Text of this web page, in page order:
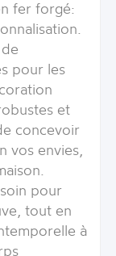
fer forgé:
pour les
et
concevoir
vos envies,
pour
tout en
à